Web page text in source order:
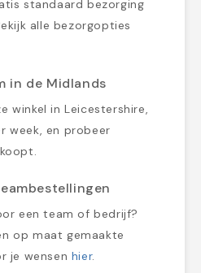
standaard bezorging
alle bezorgopties
in de Midlands
winkel in Leicestershire,
week, en probeer
een team of bedrijf?
op maat gemaakte
je wensen hier.